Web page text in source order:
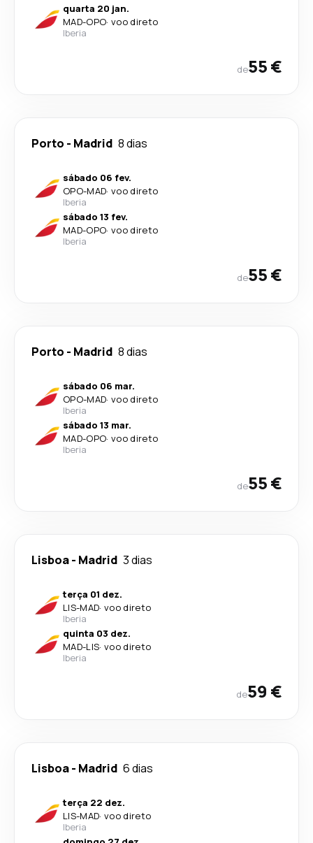
quarta 20 jan.
MAD-OPO· voo direto
Iberia
de55 €
Porto - Madrid 8 dias
sábado 06 fev.
OPO-MAD· voo direto
Iberia
sábado 13 fev.
MAD-OPO· voo direto
Iberia
de55 €
Porto - Madrid 8 dias
sábado 06 mar.
OPO-MAD· voo direto
Iberia
sábado 13 mar.
MAD-OPO· voo direto
Iberia
de55 €
Lisboa- Madrid 3 dias
terça 01 dez.
LIS-MAD· voo direto
Iberia
quinta 03 dez.
MAD-LIS· voo direto
Iberia
de59 €
Lisboa- Madrid 6 dias
terça 22 dez.
LIS-MAD· voo direto
Iberia